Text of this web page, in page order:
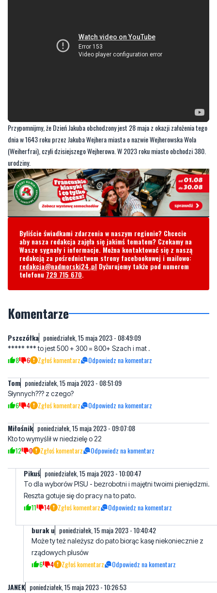
Przypomnijmy, że Dzień Jakuba obchodzony jest 28 maja z okazji założenia tego
dnia w 1643 roku przez Jakuba Wejhera miasta o nazwie Wejherowska Wola
(Weiherfrai), czyli dzisiejszego Wejherowa. W 2023 roku miasto obchodzi 380.
urodziny.
Byliście świadkami zdarzenia w naszym regionie? Chcecie
aby nasza redakcja zajęła się jakimś tematem? Czekamy na
Wasze sygnały i informacje. Można kontaktować się z naszą
redakcją za pośrednictwem strony facebookowej i mailowo:
redakcja@nadmorski24.pl Dyżurujemy także pod numerem
telefonu 729 715 670.
Komentarze
Pszczółka poniedziałek, 15 maja 2023 - 08:49:09
***** *** to jest 500 + 300 = 800+ Szach i mat .
8 6 Zgłoś komentarz Odpowiedz na komentarz
Tom poniedziałek, 15 maja 2023 - 08:51:09
Słynnych??? z czego?
6 4 Zgłoś komentarz Odpowiedz na komentarz
Miłośnik poniedziałek, 15 maja 2023 - 09:07:08
Kto to wymyślił w niedzielę o 22
12 0 Zgłoś komentarz Odpowiedz na komentarz
Pikuś poniedziałek, 15 maja 2023 - 10:00:47
To dla wyborów PISU - bezrobotni i majętni twoimi pieniędzmi.
Reszta gotuje się do pracy na to pato.
11 14 Zgłoś komentarz Odpowiedz na komentarz
burak u poniedziałek, 15 maja 2023 - 10:40:42
Może ty też należysz do pato biorąc kasę niekoniecznie z
rządowych plusów
6 4 Zgłoś komentarz Odpowiedz na komentarz
JANEK poniedziałek, 15 maja 2023 - 10:26:53